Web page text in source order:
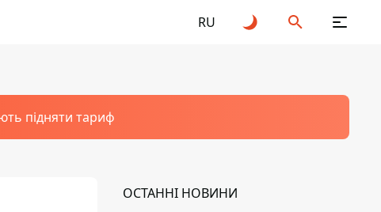
RU
підняти тариф
ОСТАННІ НОВИНИ